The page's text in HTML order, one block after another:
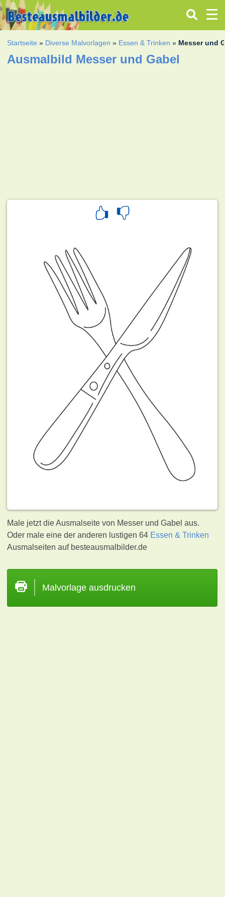
Startseite » Diverse Malvorlagen » Essen & Trinken » Messer und
Ausmalbild Messer und Gabel
Male jetzt die Ausmalseite von Messer und Gabel aus.
Oder male eine der anderen lustigen 64 Essen & Trinken
Ausmalseiten auf besteausmalbilder.de
Malvorlage ausdrucken